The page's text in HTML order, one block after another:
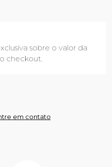
sobre o valor da
checkout.
em contato